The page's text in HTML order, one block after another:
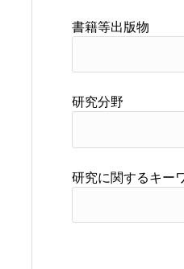
書籍等出版物
研究分野
研究に関するキー